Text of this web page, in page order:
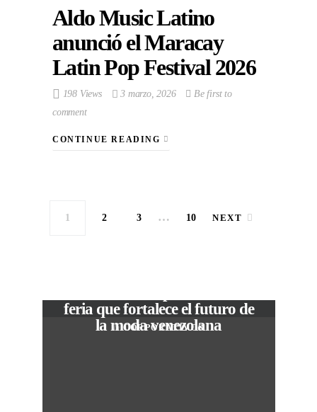
Aldo Music Latino
anunció el Maracay
Latin Pop Festival 2026
198 Views 3 marzo, 2026
Be first to
comment
CONTINUE READING
1 2 3 … 10 NEXT
In CORPORATIVOS
feria que fortalece el futuro de
la moda venezolana